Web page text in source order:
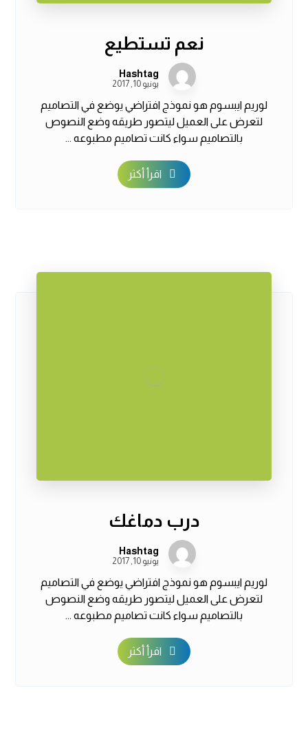
نعم تستطيع
Hashtag
يونيو 10, 2017
لوريم ايبسوم هو نموذج افتراضي يوضع في التصاميم
لتعرض على العميل ليتصور طريقه وضع النصوص
بالتصاميم سواء كانت تصاميم مطبوعه ...
اقرأ أكثر
درب دماغك
Hashtag
يونيو 10, 2017
لوريم ايبسوم هو نموذج افتراضي يوضع في التصاميم
لتعرض على العميل ليتصور طريقه وضع النصوص
بالتصاميم سواء كانت تصاميم مطبوعه ...
اقرأ أكثر